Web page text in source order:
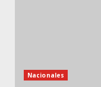
Nacionales